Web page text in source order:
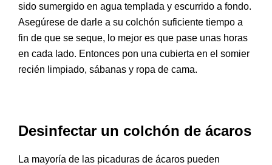
sido sumergido en agua templada y escurrido a fondo.
Asegúrese de darle a su colchón suficiente tiempo a
fin de que se seque, lo mejor es que pase unas horas
en cada lado. Entonces pon una cubierta en el somier
recién limpiado, sábanas y ropa de cama.
Desinfectar un colchón de ácaros
La mayoría de las picaduras de ácaros pueden